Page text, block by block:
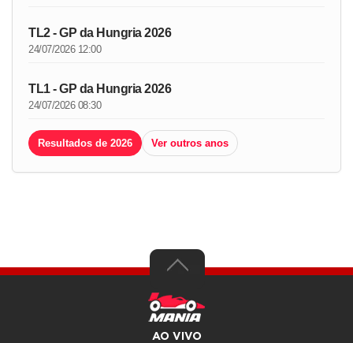
TL2 - GP da Hungria 2026
24/07/2026 12:00
TL1 - GP da Hungria 2026
24/07/2026 08:30
Resultados de 2026 Ver outros anos
AO VIVO